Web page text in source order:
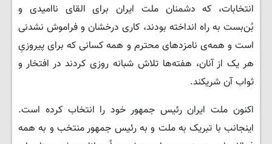
انتخابات، که دشمنان ملت ایران برای القای ناامیدی و
بُن‌بست به راه انداخته بودند، کاری درخشان و فراموش نشدنی
است و همه‌ی نامزدهای محترم و همه‌ کسانی که برای پیروزیِ
هر یک از آنان، هفته‌ها تلاش شبانه ‌روزی کردند در افتخار و
ثواب آن شریکند.
اکنون ملت ایران رئیس جمهور خود را انتخاب کرده است.
اینجانب با تبریک به ملت و به رئیس جمهور منتخب و به همه‌